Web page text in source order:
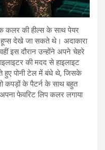
कलर की हील्स के साथ पेयर
हूप्स देखे जा सकते थे। अदाकारा
इस दौरान उन्होंने अपने चेहरे
की मदद से हाइलाइट
हुए पोनी टेल में बंधे थे, जिसके
कपड़ों के पैटर्न के साथ बहुत
फेवरिट लिप कलर लगाया